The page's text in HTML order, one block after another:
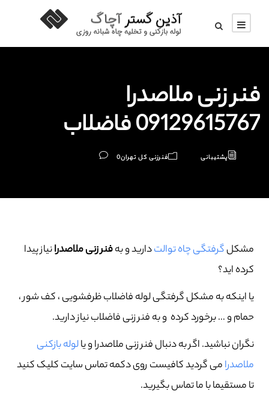
فنر زنی ملاصدرا
09129615767 فاضلاب
پشتیبانی فنرزنی کل تهران0
مشکلگرفتگی چاه توالتدارید و بهفنر زنی ملاصدرانیاز پیدا
کرده اید؟
یا اینکه به مشکل گرفتگی لوله فاضلاب ظرفشویی ، کف شور ،
حمام و … برخورد کرده و به فنر زنی فاضلاب نیاز دارید.
نگران نباشید. اگر به دنبال فنر زنی ملاصدرا و یالوله بازکنی
ملاصدرامی گردید کافیست روی دکمه تماس سایت کلیک کنید
تا مستقیما با ما تماس بگیرید.